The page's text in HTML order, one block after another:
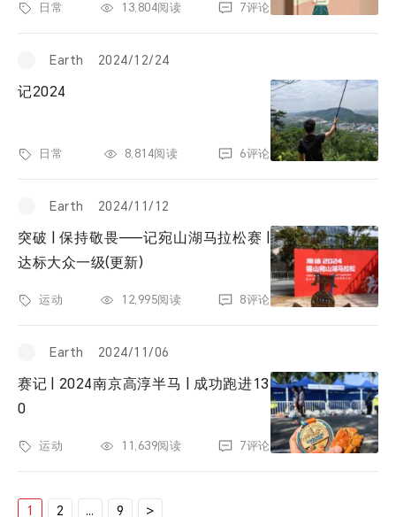
日常 13,804阅读 7评论
Earth 2024/12/24
记2024
日常 8,814阅读 6评论
Earth 2024/11/12
突破 | 保持敬畏——记宛山湖马拉松赛 |
达标大众一级(更新)
运动 12,995阅读 8评论
Earth 2024/11/06
赛记 | 2024南京高淳半马 | 成功跑进13
0
运动 11,639阅读 7评论
文
1 2 … 9 >